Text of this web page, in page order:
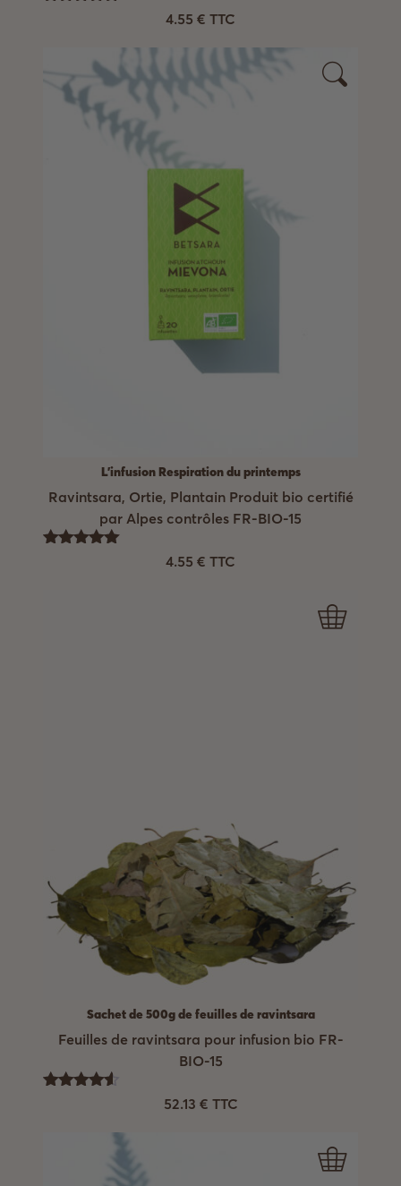
4.55 € TTC
L'infusion Respiration du printemps
Ravintsara, Ortie, Plantain Produit bio certifié
par Alpes contrôles FR-BIO-15
4.55 € TTC
Sachet de 500g de feuilles de ravintsara
Feuilles de ravintsara pour infusion bio FR-
BIO-15
52.13 € TTC